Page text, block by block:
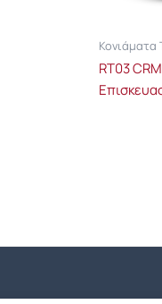
Κονιάματα
RT03